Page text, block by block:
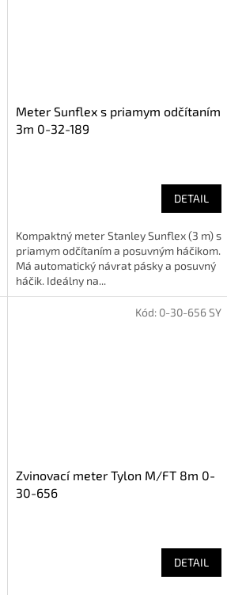
Meter Sunflex s priamym odčítaním
3m 0-32-189
DETAIL
Kompaktný meter Stanley Sunflex (3 m) s
priamym odčítaním a posuvným háčikom.
Má automatický návrat pásky a posuvný
háčik. Ideálny na...
Zvinovací meter Tylon M/FT 8m 0-
30-656
DETAIL
Kód: 0-30-656 SY